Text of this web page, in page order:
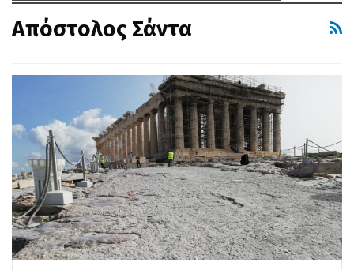
Απόστολος Σάντα